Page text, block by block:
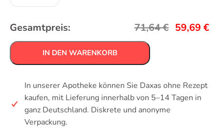
Gesamtpreis: 71,64€ 59,69 €
IN DEN WARENKORB
In unserer Apotheke können Sie Daxas ohne Rezept
kaufen, mit Lieferung innerhalb von 5–14 Tagen in
ganz Deutschland. Diskrete und anonyme
Verpackung.